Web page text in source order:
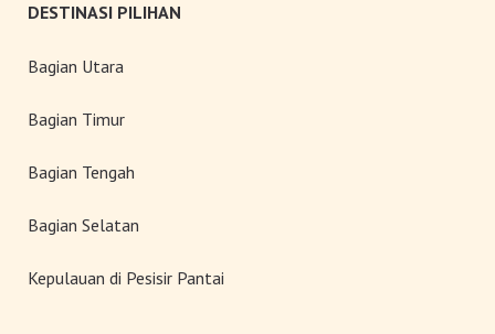
DESTINASI PILIHAN
Bagian Utara
Bagian Timur
Bagian Tengah
Bagian Selatan
Kepulauan di Pesisir Pantai